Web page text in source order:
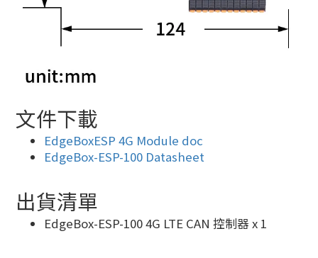
文件下載
EdgeBoxESP 4G Module doc
EdgeBox-ESP-100 Datasheet
出貨清單
EdgeBox-ESP-100 4G LTE CAN 控制器 x 1